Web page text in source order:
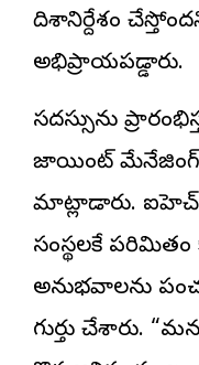
దిశానిర్దేశం
అభిప్రాయపడ్డారు.
సదస్సును
జాయింట్ మేనేజింగ్
మాట్లాడారు.
సంస్థలకే
అనుభవాలను
గుర్తు చేశారు.